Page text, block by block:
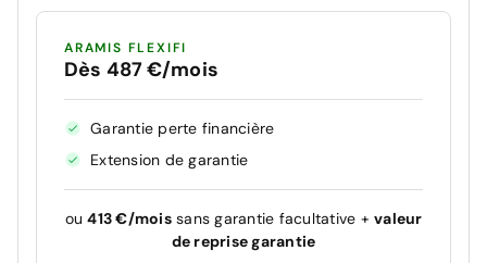
ARAMIS FLEXIFI
Dès 487 €/mois
Garantie perte financière
Extension de garantie
ou413 €/moissans garantie facultative + valeur
de reprise garantie